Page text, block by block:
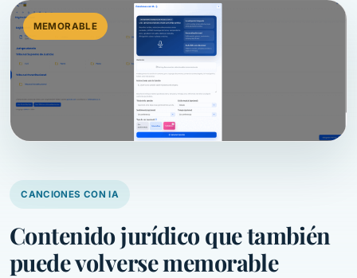
MEMORABLE
CANCIONES CON IA
Contenido jurídico que también
puede volverse memorable